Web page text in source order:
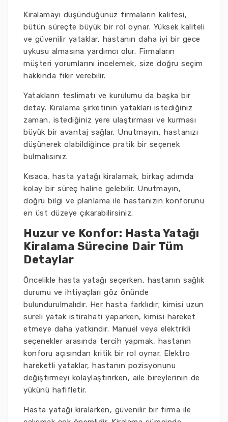
Kiralamayı düşündüğünüz firmaların kalitesi,
bütün süreçte büyük bir rol oynar. Yüksek kaliteli
ve güvenilir yataklar, hastanın daha iyi bir gece
uykusu almasına yardımcı olur. Firmaların
müşteri yorumlarını incelemek, size doğru seçim
hakkında fikir verebilir.
Yatakların teslimatı ve kurulumu da başka bir
detay. Kiralama şirketinin yatakları istediğiniz
zaman, istediğiniz yere ulaştırması ve kurması
büyük bir avantaj sağlar. Unutmayın, hastanızı
düşünerek olabildiğince pratik bir seçenek
bulmalısınız.
Kısaca, hasta yatağı kiralamak, birkaç adımda
kolay bir süreç haline gelebilir. Unutmayın,
doğru bilgi ve planlama ile hastanızın konforunu
en üst düzeye çıkarabilirsiniz.
Huzur ve Konfor: Hasta Yatağı
Kiralama Sürecine Dair Tüm
Detaylar
Öncelikle hasta yatağı seçerken, hastanın sağlık
durumu ve ihtiyaçları göz önünde
bulundurulmalıdır. Her hasta farklıdır; kimisi uzun
süreli yatak istirahati yaparken, kimisi hareket
etmeye daha yatkındır. Manuel veya elektrikli
seçenekler arasında tercih yapmak, hastanın
konforu açısından kritik bir rol oynar. Elektro
hareketli yataklar, hastanın pozisyonunu
değiştirmeyi kolaylaştırırken, aile bireylerinin de
yükünü hafifletir.
Hasta yatağı kiralarken, güvenilir bir firma ile